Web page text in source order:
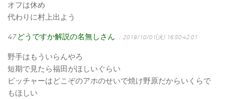
オフは休め
代わりに村上出よう
47 どうですか解説の名無しさん ：2019/10/01(火) 16:50:42.01
野手はもういらんやろ
短期で見たら福田がほしいぐらい
ピッチャーはどこぞのアホのせいで焼け野原だからいくらで
もほしい